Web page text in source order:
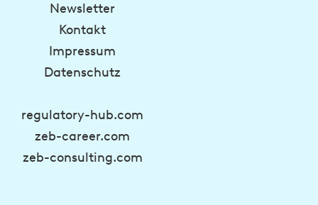
Newsletter
Kontakt
Impressum
Datenschutz
regulatory-hub.com
zeb-career.com
zeb-consulting.com